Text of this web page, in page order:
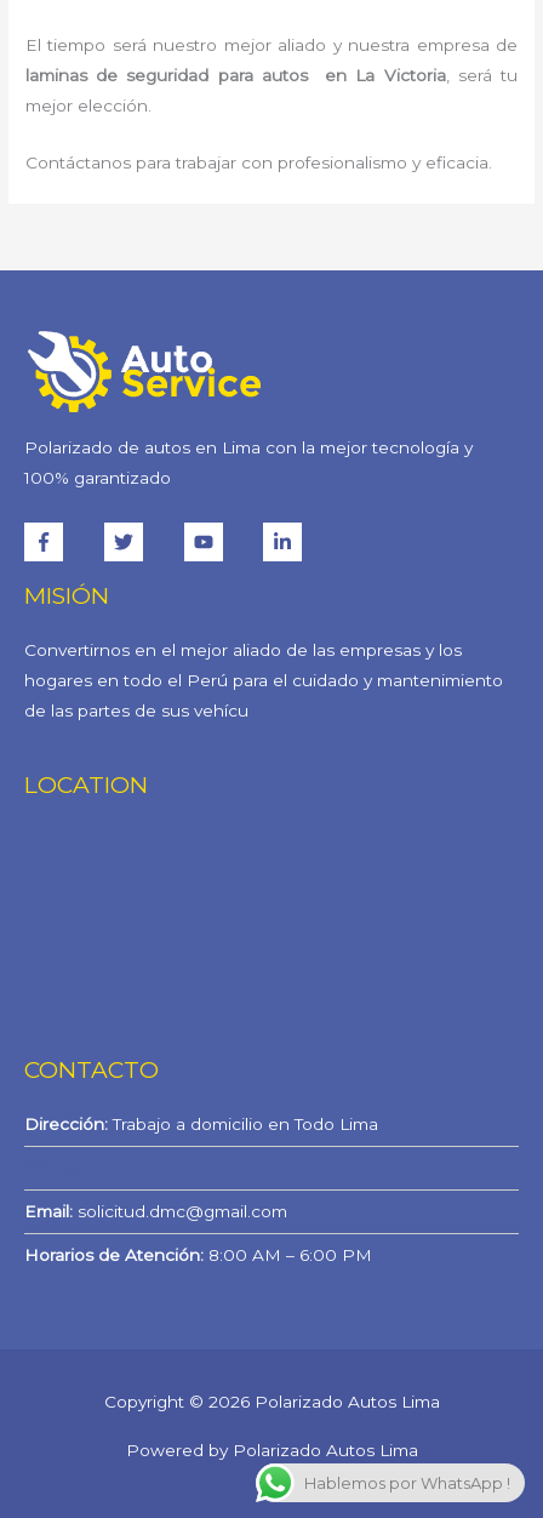
El tiempo será nuestro mejor aliado y nuestra empresa de
laminas de seguridad para autos en La Victoria, será tu
mejor elección.
Contáctanos para trabajar con profesionalismo y eficacia.
Polarizado de autos en Lima con la mejor tecnología y
100% garantizado
MISIÓN
Convertirnos en el mejor aliado de las empresas y los
hogares en todo el Perú para el cuidado y mantenimiento
de las partes de sus vehícu
LOCATION
CONTACTO
Dirección:Trabajo a domicilio en Todo Lima
Email: solicitud.dmc@gmail.com
Horarios de Atención: 8:00 AM – 6:00 PM
Copyright © 2026 Polarizado Autos Lima
Powered by Polarizado Autos Lima
Hablemos por WhatsApp !